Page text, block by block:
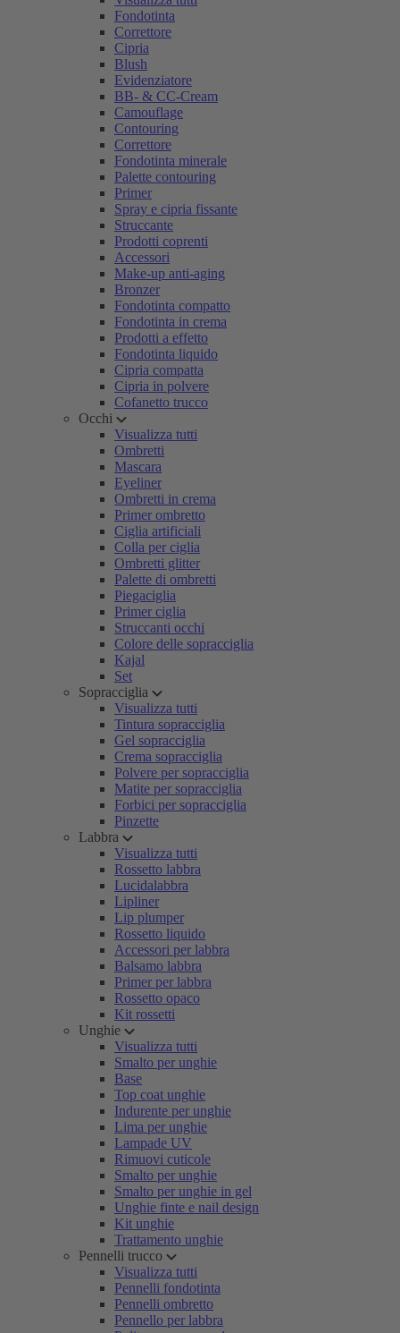
Fondotinta
Correttore
Cipria
Blush
Evidenziatore
BB- & CC-Cream
Camouflage
Contouring
Correttore
Fondotinta minerale
Palette contouring
Primer
Spray e cipria fissante
Struccante
Prodotti coprenti
Accessori
Make-up anti-aging
Bronzer
Fondotinta compatto
Fondotinta in crema
Prodotti a effetto
Fondotinta liquido
Cipria compatta
Cipria in polvere
Cofanetto trucco
Occhi
Visualizza tutti
Ombretti
Mascara
Eyeliner
Ombretti in crema
Primer ombretto
Ciglia artificiali
Colla per ciglia
Ombretti glitter
Palette di ombretti
Piegaciglia
Primer ciglia
Struccanti occhi
Colore delle sopracciglia
Kajal
Set
Sopracciglia
Visualizza tutti
Tintura sopracciglia
Gel sopracciglia
Crema sopracciglia
Polvere per sopracciglia
Matite per sopracciglia
Forbici per sopracciglia
Pinzette
Labbra
Visualizza tutti
Rossetto labbra
Lucidalabbra
Lipliner
Lip plumper
Rossetto liquido
Accessori per labbra
Balsamo labbra
Primer per labbra
Rossetto opaco
Kit rossetti
Unghie
Visualizza tutti
Smalto per unghie
Base
Top coat unghie
Indurente per unghie
Lima per unghie
Lampade UV
Rimuovi cuticole
Smalto per unghie
Smalto per unghie in gel
Unghie finte e nail design
Kit unghie
Trattamento unghie
Pennelli trucco
Visualizza tutti
Pennelli fondotinta
Pennelli ombretto
Pennello per labbra